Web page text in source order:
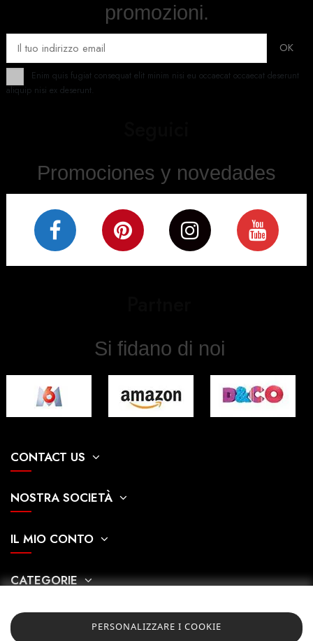
Si fidano di noi
Promociones y novedades
promozioni.
Enim quis fugiat consequat elit minim nisi eu occaecat occaecat deserunt
aliquip nisi ex deserunt.
CONTACT US
NOSTRA SOCIETÀ
IL MIO CONTO
CATEGORIE
PERSONALIZZARE I COOKIE